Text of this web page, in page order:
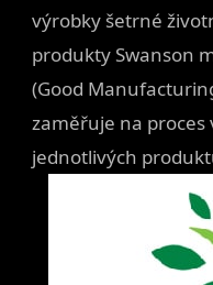
výrobky šetrné
produkty Swanson
(Good
zaměřuje na proces
jednotlivých